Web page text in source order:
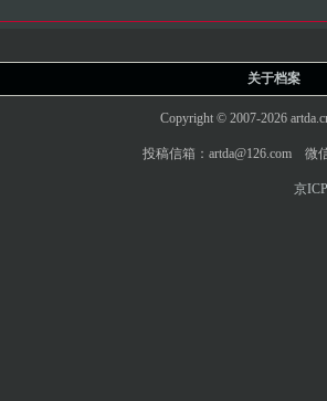
关于档案
Copyright © 2007-2026
投稿信箱：artda@126.com 微
京